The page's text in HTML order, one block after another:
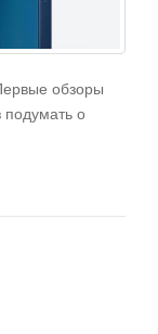
обзоры
подумать о